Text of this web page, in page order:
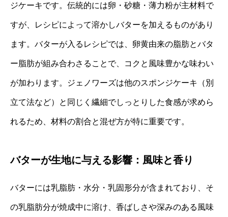
ジケーキです。伝統的には卵・砂糖・薄力粉が主材料で
すが、レシピによって溶かしバターを加えるものがあり
ます。バターが入るレシピでは、卵黄由来の脂肪とバタ
ー脂肪が組み合わさることで、コクと風味豊かな味わい
が加わります。ジェノワーズは他のスポンジケーキ（別
立て法など）と同じく繊細でしっとりした食感が求めら
れるため、材料の割合と混ぜ方が特に重要です。
バターが生地に与える影響：風味と香り
バターには乳脂肪・水分・乳固形分が含まれており、そ
の乳脂肪分が焼成中に溶け、香ばしさや深みのある風味